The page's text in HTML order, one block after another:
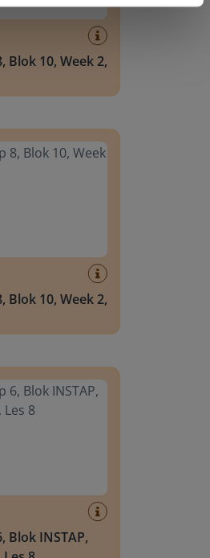
Blok 10, Week 2,
Blok 10, Week 2,
Blok INSTAP,